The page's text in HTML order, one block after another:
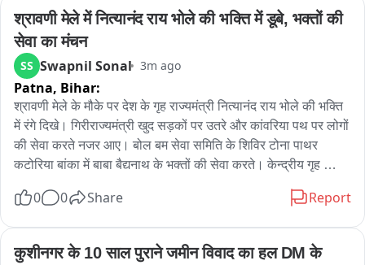
बाद पुलिस ने मामले में कई टीमों का गठन किया था। पुलिस ने सीसीटीवी
और डीआर के साथ कई तकनीकी पहलुओं के साथ मामले की जांच शुरू की
जिसके बाद मामले में दो संबंधित को हिरासत में लेकर पूछताछ की गई।
पूछताछ के दौरान आरोपियों ने हत्या की बात कबूल कर ली और उनकी
निशानदेही पर नहर किनारे झाड़ियों से शव बरामद कर लिया गया। पूरी घटना
में प्रयोग किया गया ई रिक्शा भी पुलिस ने बरामद कर लिया है।
श्रावणी मेले में नित्यानंद राय भोले की भक्ति में डूबे, भक्तों की
सेवा का मंचन
SS Swapnil Sonal 3m ago
Patna, Bihar:
श्रावणी मेले के मौके पर देश के गृह राज्यमंत्री नित्यानंद राय भोले की भक्ति
में रंगे दिखे। गिरीराज्यमंत्री खुद सड़कों पर उतरे और कांवरिया पथ पर लोगों
की सेवा करते नजर आए। बोल बम सेवा समिति के शिविर टोना पाथर
कटोरिया बांका में बाबा बैद्यनाथ के भक्तों की सेवा करते। केन्द्रीय गृह
डूबा है और भक्ति की शक्ति जनसबल के रूप में भोले के भक्तों के तौर पर
0 0 Share Report
कुशीनगर के 10 साल पुराने जमीन विवाद का हल DM के